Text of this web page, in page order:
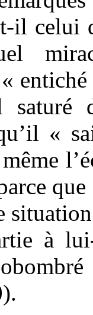
il celui
saturé
«
à